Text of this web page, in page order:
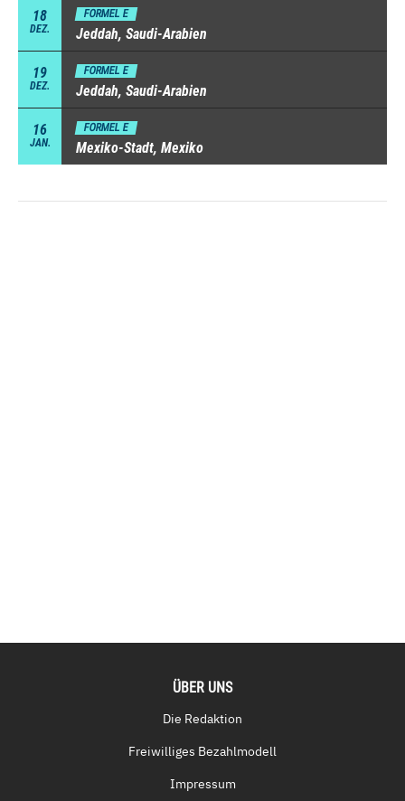
18
DEZ.
FORMEL E
Jeddah, Saudi-Arabien
19
DEZ.
FORMEL E
Jeddah, Saudi-Arabien
16
JAN.
FORMEL E
Mexiko-Stadt, Mexiko
ÜBER UNS
Die Redaktion
Freiwilliges Bezahlmodell
Impressum